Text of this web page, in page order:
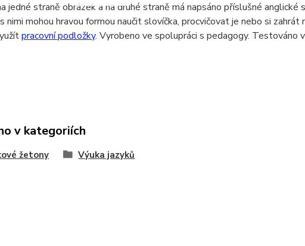
jedné straně obrázek a na druhé straně má napsáno příslušné
nimi mohou hravou formou naučit slovíčka, procvičovat je nebo si zahrát
pracovní podložky. Vyrobeno ve spolupráci s pedagogy.
v kategoriích
žetony Výuka jazyků